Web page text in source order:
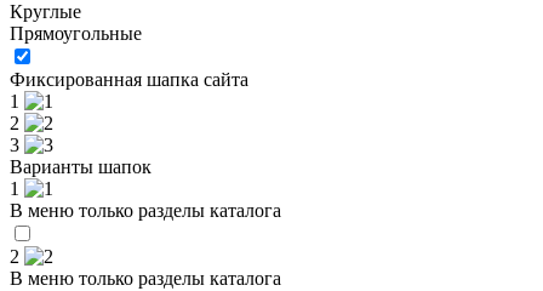
Круглые
Прямоугольные
Фиксированная шапка сайта
1
2
3
Варианты шапок
1
В меню только разделы каталога
2
В меню только разделы каталога